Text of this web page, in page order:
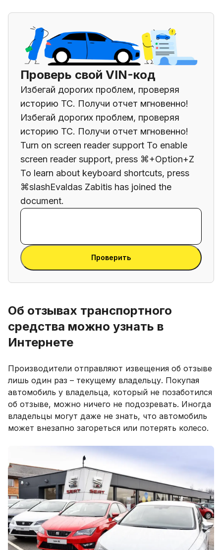
Проверь свой VIN-код
Избегай дорогих проблем, проверяя
историю ТС. Получи отчет мгновенно!
Избегай дорогих проблем, проверяя
историю ТС. Получи отчет мгновенно!
Turn on screen reader support To enable
screen reader support, press ⌘+Option+Z
To learn about keyboard shortcuts, press
⌘slashEvaldas Zabitis has joined the
document.
Ввести VIN-код
Ввести VIN-код
Проверить
Об отзывах транспортного
средства можно узнать в
Интернете
Производители отправляют извещения об отзыве
лишь один раз – текущему владельцу. Покупая
автомобиль у владельца, который не позаботился
об отзыве, можно ничего не подозревать. Иногда
владельцы могут даже не знать, что автомобиль
может внезапно загореться или потерять колесо.